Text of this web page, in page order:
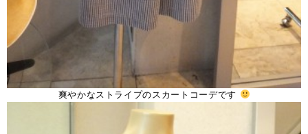
爽やかなストライプのスカートコーデです